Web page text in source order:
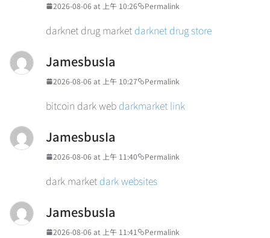
2026-08-06 at 上午 10:26 Permalink
darknet drug market darknet drug store
JamesbusIa
2026-08-06 at 上午 10:27 Permalink
bitcoin dark web darkmarket link
JamesbusIa
2026-08-06 at 上午 11:40 Permalink
dark market dark websites
JamesbusIa
2026-08-06 at 上午 11:41 Permalink